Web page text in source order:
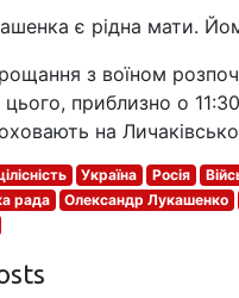
є рідна мати.
з воїном
цього, приблизно о
на
Україна Росія
рада
Олександр Лукашенко